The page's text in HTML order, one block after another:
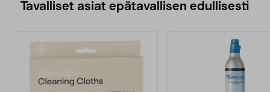
Tavalliset asiat epätavallisen edullisesti